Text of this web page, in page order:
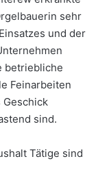
sehr
und der
betriebliche
Feinarbeiten
sind.
Tätige sind